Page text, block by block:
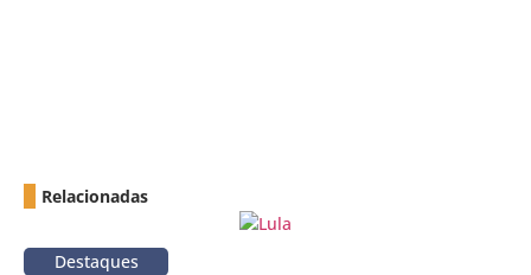
Relacionadas
Destaques